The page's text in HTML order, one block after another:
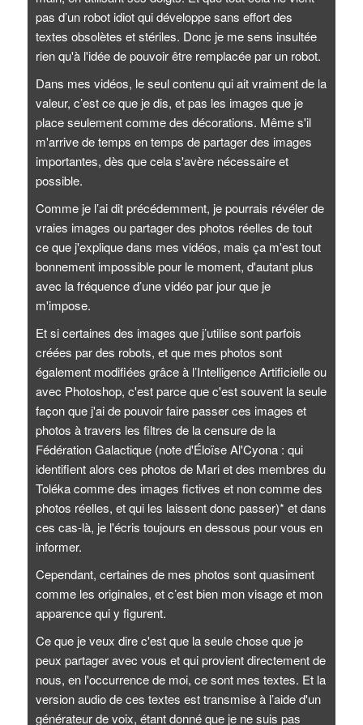
pas d’un robot idiot qui développe sans effort des
textes obsolètes et stériles. Donc je me sens insultée
rien qu'à l'idée de pouvoir être remplacée par un robot.
Dans mes vidéos, le seul contenu qui ait vraiment de la
valeur, c’est ce que je dis, et pas les images que je
place seulement comme des décorations. Même s'il
m'arrive de temps en temps de partager des images
importantes, dès que cela s'avère nécessaire et
possible.
Comme je l’ai dit précédemment, je pourrais révéler de
vraies images ou partager des photos réelles de tout
ce que j'explique dans mes vidéos, mais ça m'est tout
bonnement impossible pour le moment, d'autant plus
avec la fréquence d’une vidéo par jour que je
m'impose.
Et si certaines des images que j’utilise sont parfois
créées par des robots, et que mes photos sont
également modifiées grâce à l’Intelligence Artificielle ou
avec Photoshop, c'est parce que c'est souvent la seule
façon que j'ai de pouvoir faire passer ces images et
photos à travers les filtres de la censure de la
Fédération Galactique (note d'Éloïse Al'Cyona : qui
identifient alors ces photos de Mari et des membres du
Toléka comme des images fictives et non comme des
photos réelles, et qui les laissent donc passer)* et dans
ces cas-là, je l'écris toujours en dessous pour vous en
informer.
Cependant, certaines de mes photos sont quasiment
comme les originales, et c’est bien mon visage et mon
apparence qui y figurent.
Ce que je veux dire c'est que la seule chose que je
peux partager avec vous et qui provient directement de
nous, en l'occurrence de moi, ce sont mes textes. Et la
version audio de ces textes est transmise à l’aide d'un
générateur de voix, étant donné que je ne suis pas